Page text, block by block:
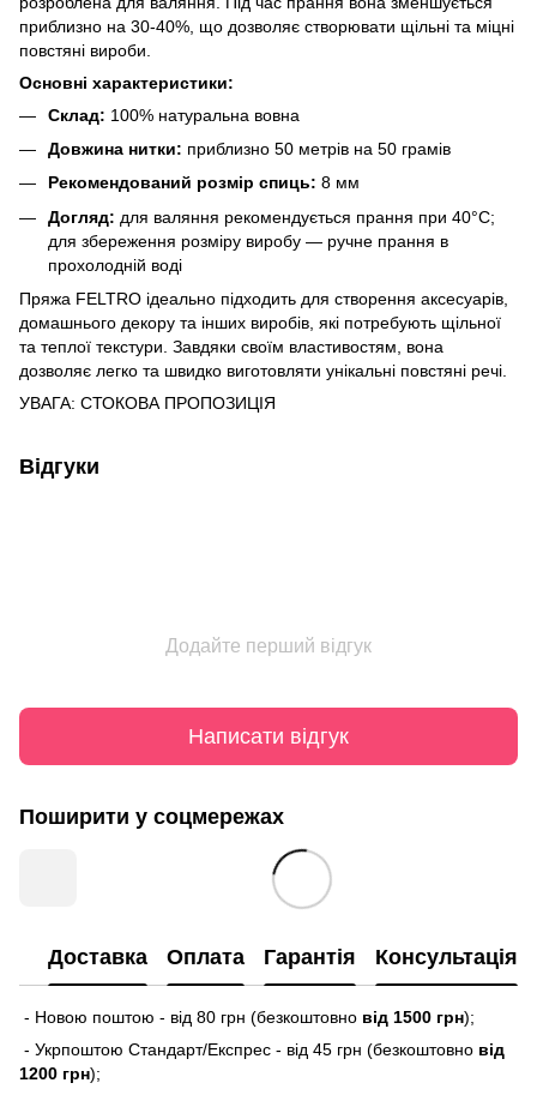
приблизно на 30-40%, що дозволяє створювати щільні та міцні
повстяні вироби.
Основні характеристики:
Склад: 100% натуральна вовна
Довжина нитки: приблизно 50 метрів на 50 грамів
Рекомендований розмір спиць: 8 мм
Догляд: для валяння рекомендується прання при 40°C;
для збереження розміру виробу — ручне прання в
прохолодній воді
Пряжа FELTRO ідеально підходить для створення аксесуарів,
домашнього декору та інших виробів, які потребують щільної
та теплої текстури. Завдяки своїм властивостям, вона
дозволяє легко та швидко виготовляти унікальні повстяні речі.
УВАГА: СТОКОВА ПРОПОЗИЦІЯ
Відгуки
Додайте перший відгук
Написати відгук
Поширити у соцмережах
Доставка Оплата Гарантія Консультація
- Новою поштою - від 80 грн (безкоштовно від 1500 грн);
- Укрпоштою Стандарт/Експрес - від 45 грн (безкоштовно від
1200 грн);